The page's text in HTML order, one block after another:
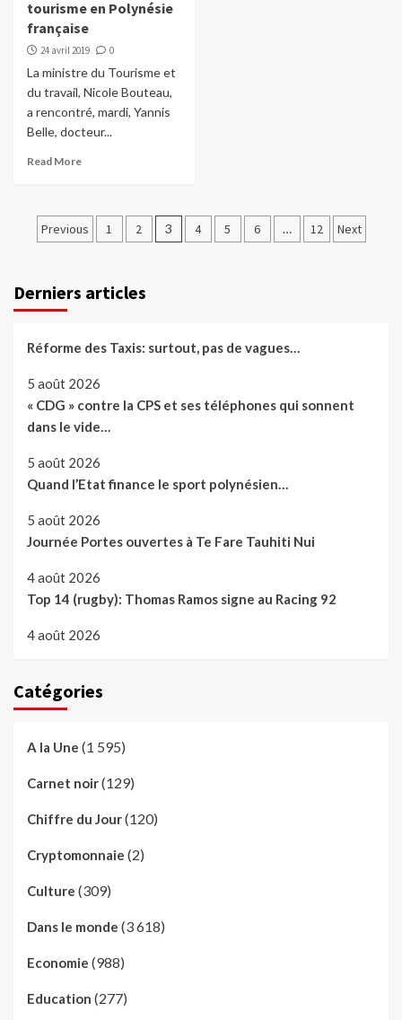
tourisme en Polynésie
française
24 avril 2019 0
La ministre du Tourisme et
du travail, Nicole Bouteau,
a rencontré, mardi, Yannis
Belle, docteur...
Read More
Pagination
publications
Previous 1 2 3 4 5 6 … 12 Next
Derniers articles
Réforme des Taxis: surtout, pas de vagues…
5 août 2026
« CDG » contre la CPS et ses téléphones qui sonnent
dans le vide…
5 août 2026
Quand l’Etat finance le sport polynésien…
5 août 2026
Journée Portes ouvertes à Te Fare Tauhiti Nui
4 août 2026
Top 14 (rugby): Thomas Ramos signe au Racing 92
4 août 2026
Catégories
A la Une (1 595)
Carnet noir(129)
Chiffre du Jour(120)
Cryptomonnaie (2)
Culture (309)
Dans le monde (3 618)
Economie (988)
Education (277)